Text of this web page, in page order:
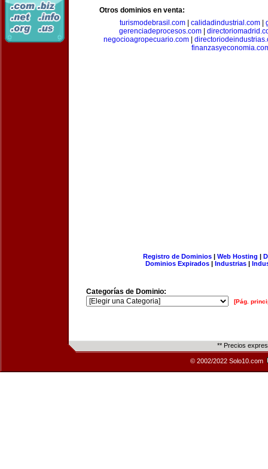
Otros dominios en venta:
turismodebrasil.com
calidadindustrial.com
gerenciadeprocesos.com
negocioagropecuario.com
Registro de Dominios| Web Hosting |
Dominios Expirados | Industrias |
Categorías de Dominio:
[Pág.
** Precios
© 2002/2022 Solo10.com